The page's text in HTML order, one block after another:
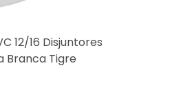
12/16 Disjuntores
Branca Tigre